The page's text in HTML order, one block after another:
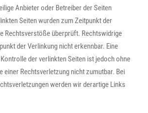
Anbieter oder Betreiber der Seiten
Seiten wurden zum Zeitpunkt der
Rechtsverstöße überprüft. Rechtswidrige
der Verlinkung nicht erkennbar. Eine
der verlinkten Seiten ist jedoch ohne
einer Rechtsverletzung nicht zumutbar. Bei
werden wir derartige Links